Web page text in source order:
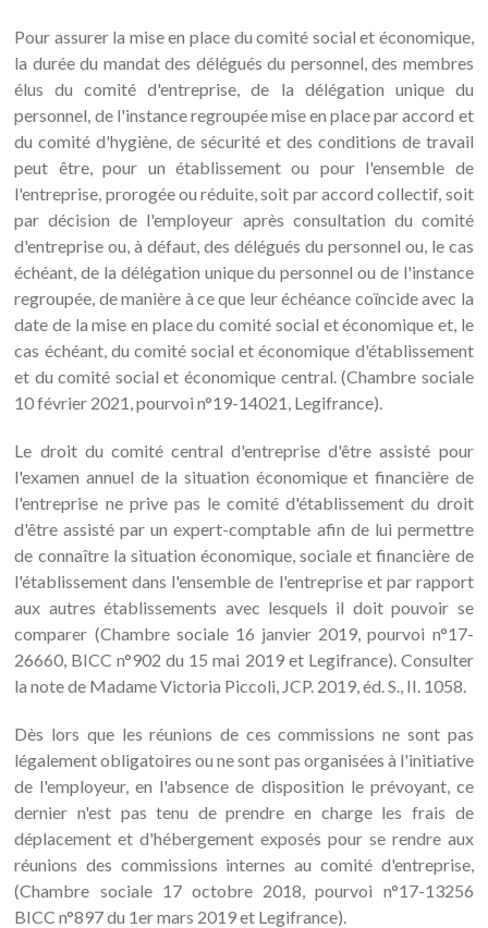
Pour assurer la mise en place du comité social et économique,
la durée du mandat des délégués du personnel, des membres
élus du comité d'entreprise, de la délégation unique du
personnel, de l'instance regroupée mise en place par accord et
du comité d'hygiène, de sécurité et des conditions de travail
peut être, pour un établissement ou pour l'ensemble de
l'entreprise, prorogée ou réduite, soit par accord collectif, soit
par décision de l'employeur après consultation du comité
d'entreprise ou, à défaut, des délégués du personnel ou, le cas
échéant, de la délégation unique du personnel ou de l'instance
regroupée, de manière à ce que leur échéance coïncide avec la
date de la mise en place du comité social et économique et, le
cas échéant, du comité social et économique d'établissement
et du comité social et économique central. (Chambre sociale
10 février 2021, pourvoi n°19-14021, Legifrance).
Le droit du comité central d'entreprise d'être assisté pour
l'examen annuel de la situation économique et financière de
l'entreprise ne prive pas le comité d'établissement du droit
d'être assisté par un expert-comptable afin de lui permettre
de connaître la situation économique, sociale et financière de
l'établissement dans l'ensemble de l'entreprise et par rapport
aux autres établissements avec lesquels il doit pouvoir se
comparer (Chambre sociale 16 janvier 2019, pourvoi n°17-
26660, BICC n°902 du 15 mai 2019 et Legifrance). Consulter
la note de Madame Victoria Piccoli, JCP. 2019, éd. S., II. 1058.
Dès lors que les réunions de ces commissions ne sont pas
légalement obligatoires ou ne sont pas organisées à l'initiative
de l'employeur, en l'absence de disposition le prévoyant, ce
dernier n'est pas tenu de prendre en charge les frais de
déplacement et d'hébergement exposés pour se rendre aux
réunions des commissions internes au comité d'entreprise,
(Chambre sociale 17 octobre 2018, pourvoi n°17-13256
BICC n°897 du 1er mars 2019 et Legifrance).